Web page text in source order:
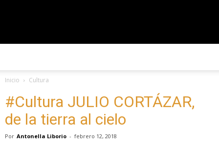
#CorriendoLaVoz
Inicio Cultura
#Cultura JULIO CORTÁZAR,
de la tierra al cielo
Por Antonella Liborio - febrero 12, 2018